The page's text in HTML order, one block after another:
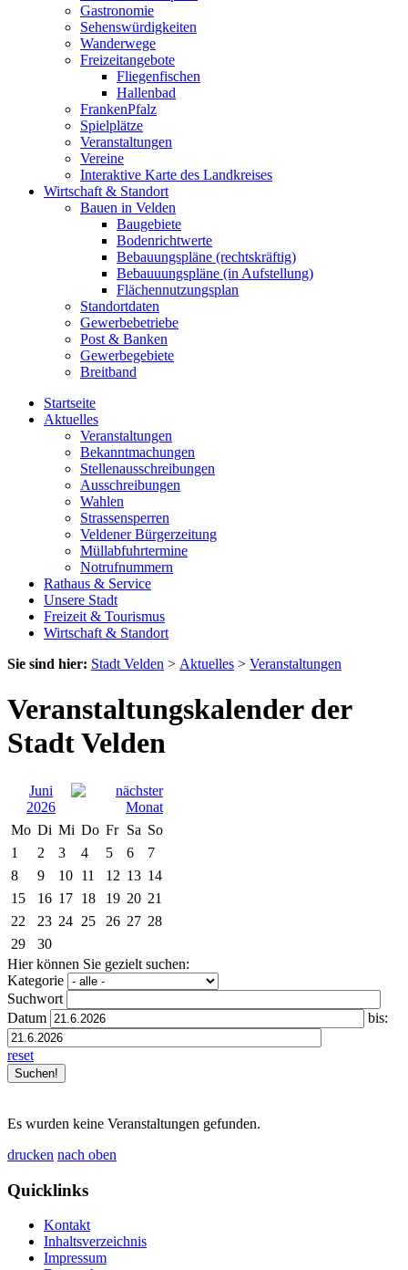
Gastronomie
Sehenswürdigkeiten
Wanderwege
Freizeitangebote
Fliegenfischen
Hallenbad
FrankenPfalz
Spielplätze
Veranstaltungen
Vereine
Interaktive Karte des Landkreises
Wirtschaft & Standort
Bauen in Velden
Baugebiete
Bodenrichtwerte
Bebauungspläne (rechtskräftig)
Bebauuungspläne (in Aufstellung)
Flächennutzungsplan
Standortdaten
Gewerbebetriebe
Post & Banken
Gewerbegebiete
Breitband
Startseite
Aktuelles
Veranstaltungen
Bekanntmachungen
Stellenausschreibungen
Ausschreibungen
Wahlen
Strassensperren
Veldener Bürgerzeitung
Müllabfuhrtermine
Notrufnummern
Rathaus & Service
Unsere Stadt
Freizeit & Tourismus
Wirtschaft & Standort
Sie sind hier: Stadt Velden > Aktuelles > Veranstaltungen
Veranstaltungskalender der
Stadt Velden
Juni
2026
Mo Di Mi Do Fr Sa So
1
2 3 4 5 6
7
8
9 10 11 12 13 14
15
16 17 18 19 20 21
22
23 24 25 26 27 28
29
30
Hier können Sie gezielt suchen:
Kategorie
Suchwort
Datum
bis:
reset
Es wurden keine Veranstaltungen gefunden.
drucken nach oben
Quicklinks
Kontakt
Inhaltsverzeichnis
Impressum